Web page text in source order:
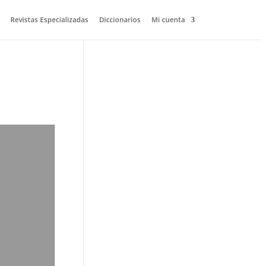
Revistas Especializadas Diccionarios Mi cuenta